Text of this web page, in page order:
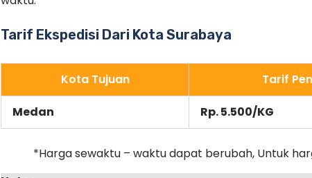
Tarif Ekspedisi Dari Kota Surabaya
Kota Tujuan Tarif
Medan Rp. 5.500/KG
*Harga sewaktu – waktu dapat berubah, Untuk